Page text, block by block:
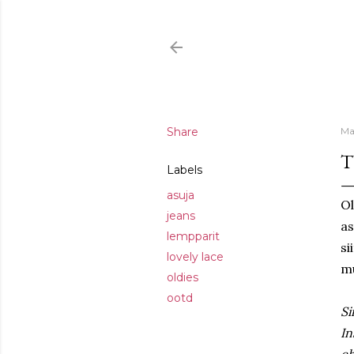
Share
Labels
asuja
jeans
lempparit
lovely lace
oldies
ootd